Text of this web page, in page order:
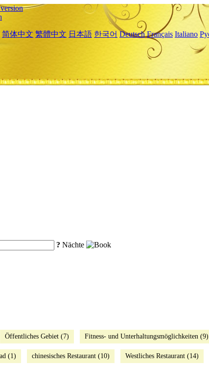
简体中文 繁體中文 日本語 한국어 Deutsch Français Italiano
? Nächte
Öffentliches Gebiet (7) Fitness- und Unterhaltungsmöglichkeiten (9)
(1) chinesisches Restaurant (10) Westliches Restaurant (14)